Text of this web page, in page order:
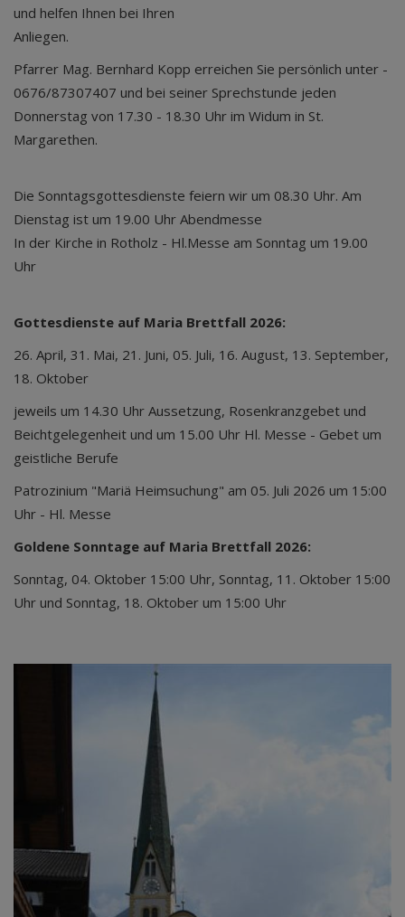
und helfen Ihnen bei Ihren
Pfarrer Mag. Bernhard Kopp erreichen Sie persönlich unter -
0676/87307407 und bei seiner Sprechstunde jeden
Donnerstag von 17.30 - 18.30 Uhr im Widum in St.
Margarethen.
Die Sonntagsgottesdienste feiern wir um 08.30 Uhr. Am
Dienstag ist um 19.00 Uhr Abendmesse
In der Kirche in Rotholz - Hl.Messe am Sonntag um 19.00
Uhr
Gottesdienste auf Maria Brettfall 2026:
26. April, 31. Mai, 21. Juni, 05. Juli, 16. August, 13. September,
18. Oktober
jeweils um 14.30 Uhr Aussetzung, Rosenkranzgebet und
Beichtgelegenheit und um 15.00 Uhr Hl. Messe - Gebet um
geistliche Berufe
Patrozinium "Mariä Heimsuchung" am 05. Juli 2026 um 15:00
Uhr - Hl. Messe
Goldene Sonntage auf Maria Brettfall 2026:
Sonntag, 04. Oktober 15:00 Uhr, Sonntag, 11. Oktober 15:00
Uhr und Sonntag, 18. Oktober um 15:00 Uhr